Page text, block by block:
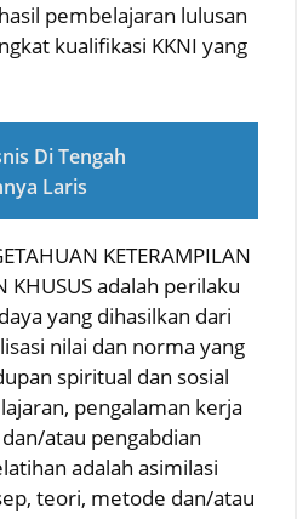
pembelajaran lulusan
kualifikasi KKNI yang
Di Tengah
Laris
KETERAMPILAN
KHUSUS adalah perilaku
yang dihasilkan dari
nilai dan norma yang
spiritual dan sosial
pengalaman kerja
atau pengabdian
adalah asimilasi
teori, metode dan/atau